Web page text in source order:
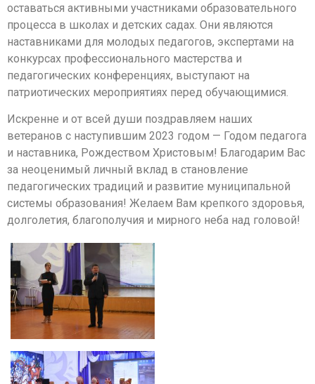
оставаться активными участниками образовательного
процесса в школах и детских садах. Они являются
наставниками для молодых педагогов, экспертами на
конкурсах профессионального мастерства и
педагогических конференциях, выступают на
патриотических мероприятиях перед обучающимися.
Искренне и от всей души поздравляем наших
ветеранов с наступившим 2023 годом — Годом педагога
и наставника, Рождеством Христовым! Благодарим Вас
за неоценимый личный вклад в становление
педагогических традиций и развитие муниципальной
системы образования! Желаем Вам крепкого здоровья,
долголетия, благополучия и мирного неба над головой!